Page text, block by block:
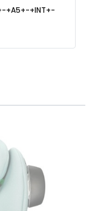
+A5+-+INT+-